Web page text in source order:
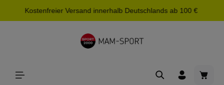
springen
Kostenfreier Versand innerhalb Deutschlands ab 100 €